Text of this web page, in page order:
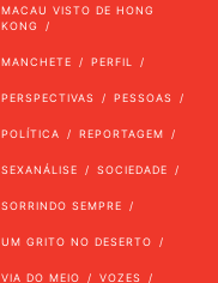
MACAU VISTO DE HONG
KONG
MANCHETE PERFIL
PERSPECTIVAS PESSOAS
POLÍTICA REPORTAGEM
SEXANÁLISE SOCIEDADE
SORRINDO SEMPRE
UM GRITO NO DESERTO
VIA DO MEIO VOZES